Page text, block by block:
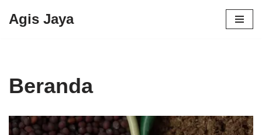
Agis Jaya
Beranda